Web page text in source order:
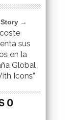
→
sus
en la
Global
Icons”